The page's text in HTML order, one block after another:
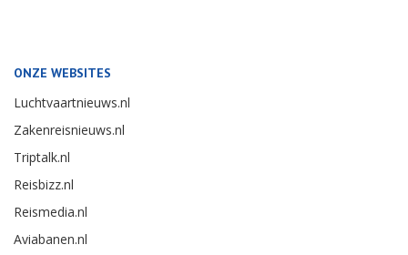
ONZE WEBSITES
Luchtvaartnieuws.nl
Zakenreisnieuws.nl
Triptalk.nl
Reisbizz.nl
Reismedia.nl
Aviabanen.nl